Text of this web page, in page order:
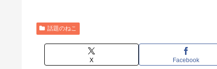
話題のねこ
X Facebook